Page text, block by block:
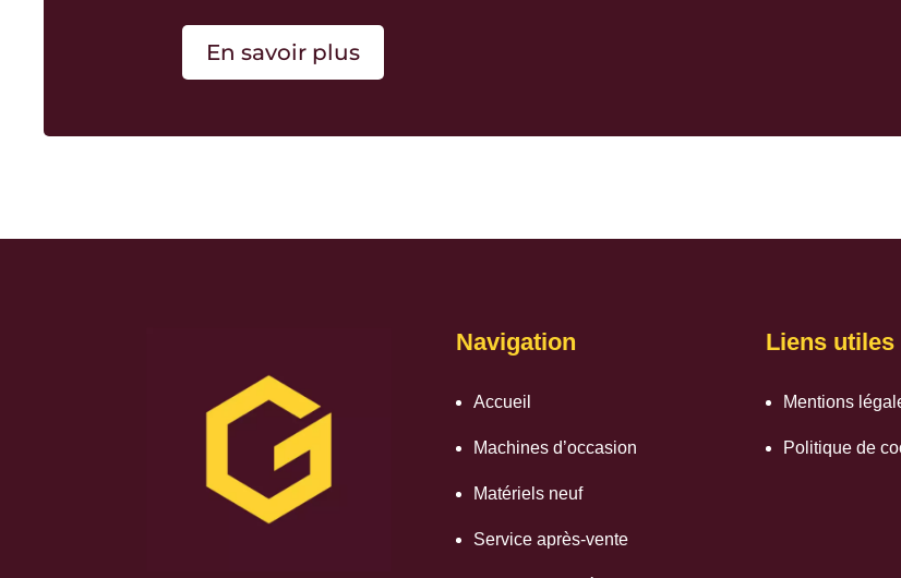
En savoir plus
Navigation
Accueil
Machines d’occasion
Matériels neuf
Service après-vente
Liens utiles
Mentions
Politique de